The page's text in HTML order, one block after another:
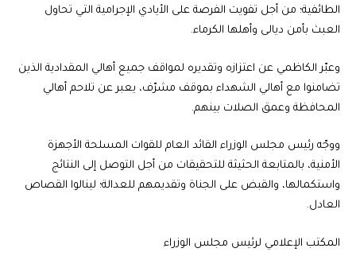
الطائفية؛ من أجل تفويت الفرصة على الأيادي الإجرامية التي تحاول
العبث بأمن ديالى وأهلها الكرماء.
وعبّر الكاظمي عن اعتزازه وتقديره لمواقف جميع أهالي المقدادية الذين
تضامنوا مع أهالي الشهداء بموقف مشرّف، يعبر عن تلاحم أهالي
المحافظة وعمق الصلات بينهم.
ووجّه رئيس مجلس الوزراء القائد العام للقوات المسلحة الأجهزة
الأمنية، بالمتابعة الحثيثة للتحقيقات من أجل التوصل إلى النتائج
واستكمالها، والقبض على الجناة وتقديمهم للعدالة؛ لينالوا القصاص
العادل.
المكتب الإعلامي لرئيس مجلس الوزراء